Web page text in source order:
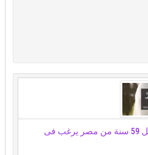
المهندس ارمل 59 سنة من مصر يرغب فى